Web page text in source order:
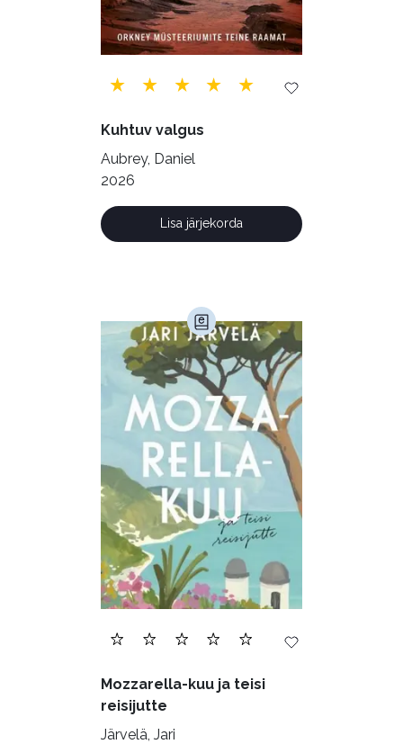
Tervis (147)
Transport (8)
Ulme ja fantaasia (244)
Vabakasutus (423)
Õigus (22)
Kuhtuv valgus
Aubrey, Daniel
2026
Lisa järjekorda
Mozzarella-kuu ja teisi
reisijutte
Järvelä, Jari